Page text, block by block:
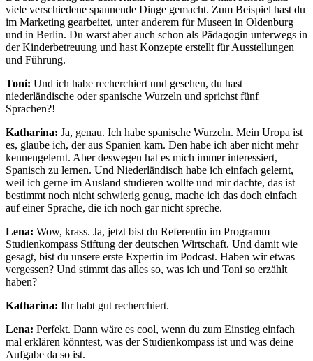
viele verschiedene spannende Dinge gemacht. Zum Beispiel hast du
im Marketing gearbeitet, unter anderem für Museen in Oldenburg
und in Berlin. Du warst aber auch schon als Pädagogin unterwegs in
der Kinderbetreuung und hast Konzepte erstellt für Ausstellungen
und Führung.
Toni: Und ich habe recherchiert und gesehen, du hast
niederländische oder spanische Wurzeln und sprichst fünf
Sprachen?!
Katharina: Ja, genau. Ich habe spanische Wurzeln. Mein Uropa ist
es, glaube ich, der aus Spanien kam. Den habe ich aber nicht mehr
kennengelernt. Aber deswegen hat es mich immer interessiert,
Spanisch zu lernen. Und Niederländisch habe ich einfach gelernt,
weil ich gerne im Ausland studieren wollte und mir dachte, das ist
bestimmt noch nicht schwierig genug, mache ich das doch einfach
auf einer Sprache, die ich noch gar nicht spreche.
Lena: Wow, krass. Ja, jetzt bist du Referentin im Programm
Studienkompass Stiftung der deutschen Wirtschaft. Und damit wie
gesagt, bist du unsere erste Expertin im Podcast. Haben wir etwas
vergessen? Und stimmt das alles so, was ich und Toni so erzählt
haben?
Katharina: Ihr habt gut recherchiert.
Lena: Perfekt. Dann wäre es cool, wenn du zum Einstieg einfach
mal erklären könntest, was der Studienkompass ist und was deine
Aufgabe da so ist.